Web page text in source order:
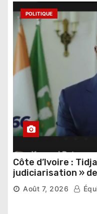
POLITIQUE
Côte d’Ivoire :
judiciarisation »
poursuivre
Août 7, 2026